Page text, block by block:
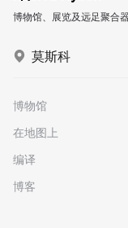
博物馆、展览及远足聚合
莫斯科
博物馆
在地图上
编译
博客